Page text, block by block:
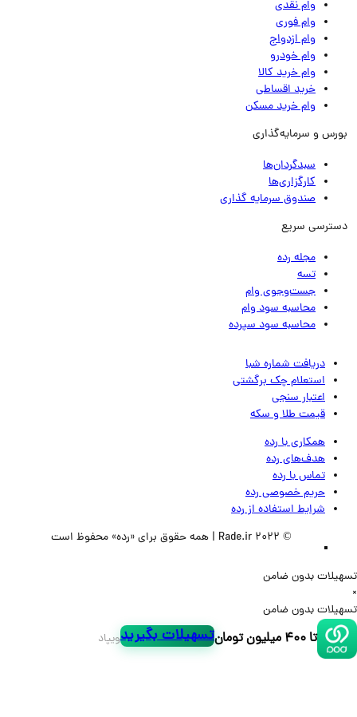
وام نقدی
وام فوری
وام ازدواج
وام خودرو
وام خرید کالا
خرید اقساطی
وام خرید مسکن
و سرمایه‌گذاری
سبدگردان‌ها
کارگزاری‌ها
صندوق سرمایه گذاری
سریع
مجله رده
تسه
جست‌وجوی وام
محاسبه سود وام
محاسبه سود سپرده
دریافت شماره شبا
استعلام چک برگشتی
اعتبار سنجی
قیمت طلا و سکه
همکاری با رده
هدف‌های رده
تماس‌ با‌ رده
حریم خصوصی رده
شرایط استفاده از رده
بدون ضامن
بدون ضامن
تا ۴۰۰ میلیون تومان تسهیلات بگیریدویپاد